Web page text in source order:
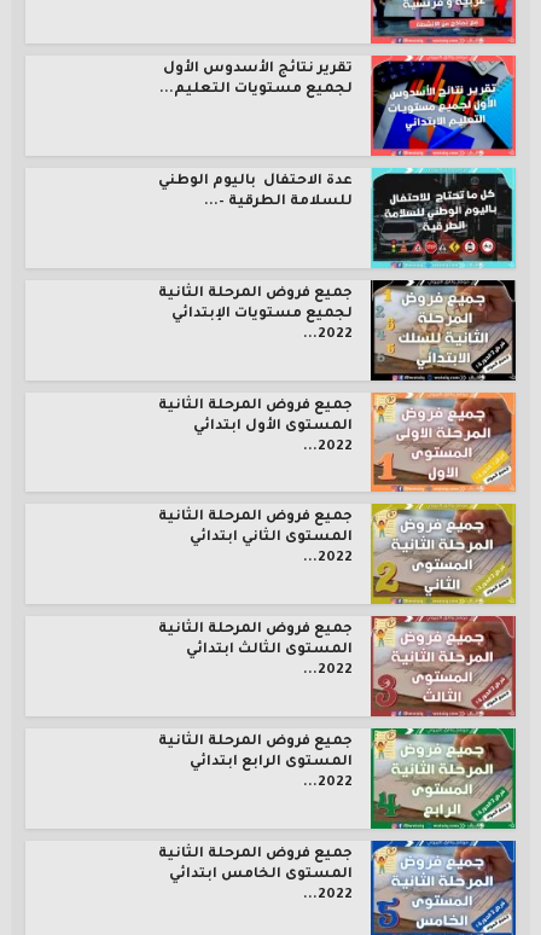
تقرير نتائج الأسدوس الأول
لجميع مستويات التعليم...
عدة الاحتفال باليوم الوطني
للسلامة الطرقية –...
جميع فروض المرحلة الثانية
لجميع مستويات الإبتدائي
2022...
جميع فروض المرحلة الثانية
المستوى الأول ابتدائي
2022...
جميع فروض المرحلة الثانية
المستوى الثاني ابتدائي
2022...
جميع فروض المرحلة الثانية
المستوى الثالث ابتدائي
2022...
جميع فروض المرحلة الثانية
المستوى الرابع ابتدائي
2022...
جميع فروض المرحلة الثانية
المستوى الخامس ابتدائي
2022...